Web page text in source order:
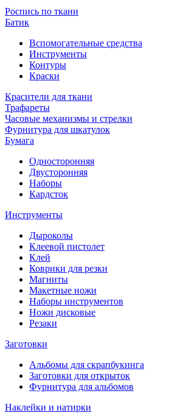
Роспись по ткани
Батик
Вспомогательные средства
Инструменты
Контуры
Краски
Красители для ткани
Трафареты
Часовые механизмы и стрелки
Фурнитура для шкатулок
Бумага
Односторонняя
Двусторонняя
Наборы
Кардсток
Инструменты
Дыроколы
Клеевой пистолет
Клей
Коврики для резки
Магниты
Макетные ножи
Наборы инструментов
Ножи дисковые
Резаки
Заготовки
Альбомы для скрапбукинга
Заготовки для открыток
Фурнитура для альбомов
Наклейки и натирки